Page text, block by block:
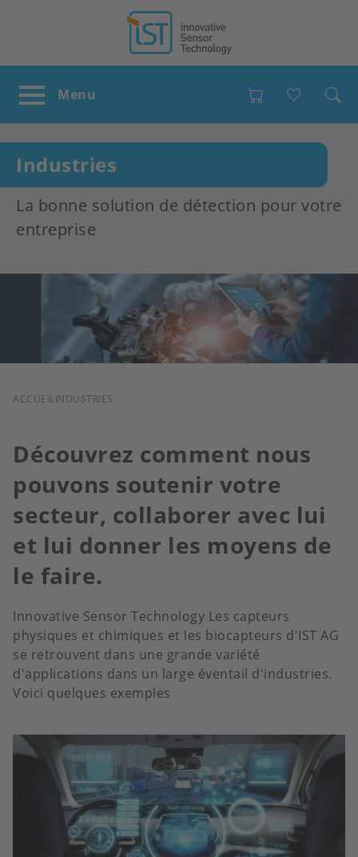
Industries
La bonne solution de détection pour votre
entreprise
FIL
D'ARIANE
ACCUEILINDUSTRIES
Découvrez comment nous
pouvons soutenir votre
secteur, collaborer avec lui
et lui donner les moyens de
le faire.
Innovative Sensor Technology Les capteurs
physiques et chimiques et les biocapteurs d'IST AG
se retrouvent dans une grande variété
d'applications dans un large éventail d'industries.
Voici quelques exemples